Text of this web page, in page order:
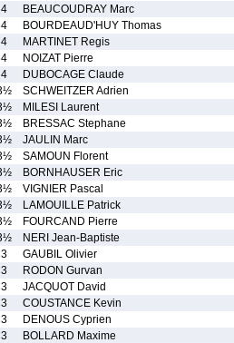
4
BEAUCOUDRAY Marc
4
BOURDEAUD'HUY Thomas
4
MARTINET Regis
4
NOIZAT Pierre
4
DUBOCAGE Claude
SCHWEITZER Adrien
MILESI Laurent
BRESSAC Stephane
JAULIN Marc
SAMOUN Florent
BORNHAUSER Eric
VIGNIER Pascal
LAMOUILLE Patrick
FOURCAND Pierre
NERI Jean-Baptiste
3
GAUBIL Olivier
3
RODON Gurvan
3
JACQUOT David
3
COUSTANCE Kevin
3
DENOUS Cyprien
3
BOLLARD Maxime